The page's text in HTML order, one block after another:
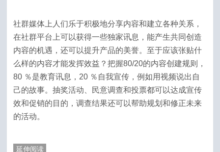
社群媒体上人们乐于积极地分享内容和建立各种关系，
在社群平台上可以获得一些独家讯息，能产生共同创造
内容的机遇，还可以提升产品的美誉。至于应该张贴什
么样的内容才能发挥效益？把握80/20的内容创建规则，
80 ％是教育讯息，20 ％自我宣传，例如用视频说出自
己的故事。抽奖活动、民意调查和投票都可以达成宣传
效和促销的目的，调查结果还可以帮助规划和修正未来
的活动。
延伸阅读